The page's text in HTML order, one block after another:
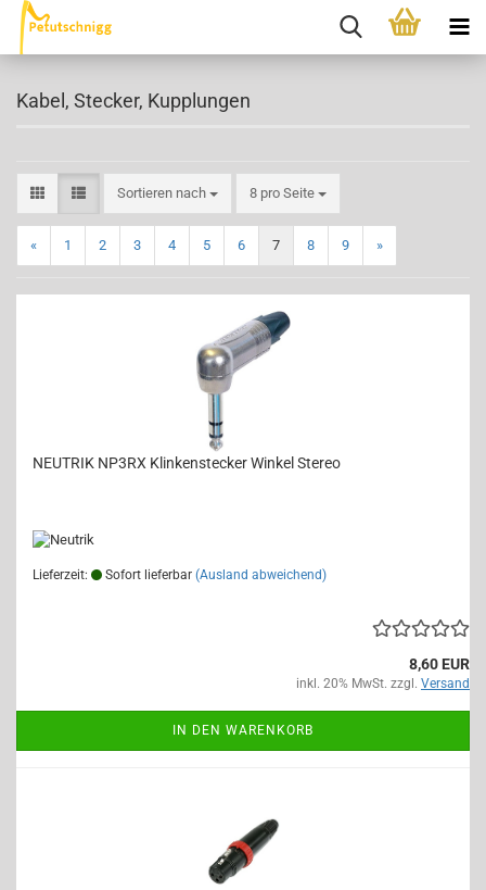
Kabel, Stecker, Kupplungen
Sortieren nach
Sortieren nach 8 pro Seite
pro Seite
« 1 2 3 4 5 6 7 8 9 »
NEUTRIK NP3RX Klinkenstecker Winkel Stereo
Lieferzeit: Sofort lieferbar (Ausland abweichend)
8,60 EUR
inkl. 20% MwSt. zzgl. Versand
IN DEN WARENKORB